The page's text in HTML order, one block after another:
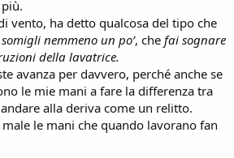
vento, ha detto qualcosa del tipo che
nemmeno un po’, che fai sognare
della lavatrice.
avanza per davvero, perché anche se
le mie mani a fare la differenza tra
alla deriva come un relitto.
le mani che quando lavorano fan